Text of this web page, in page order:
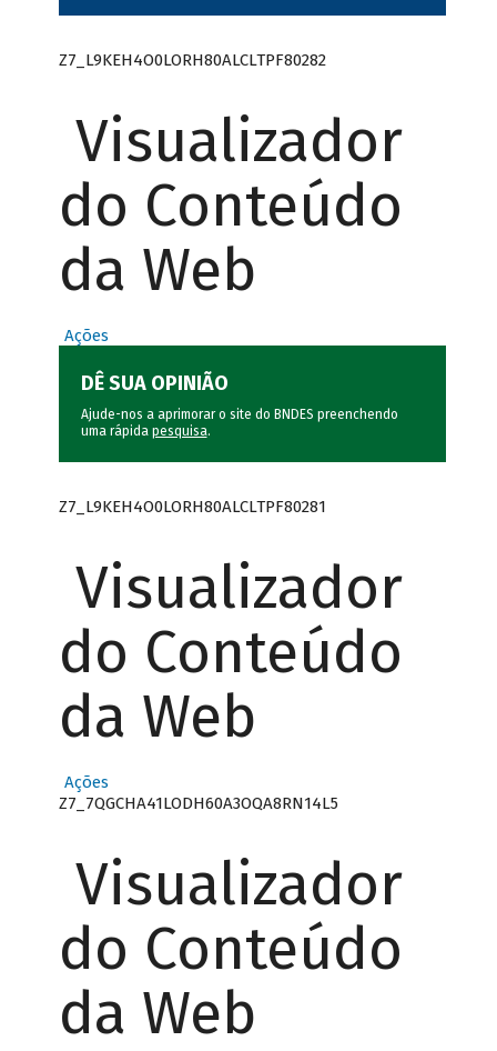
Z7_L9KEH4O0LORH80ALCLTPF80282
Visualizador
do Conteúdo
da Web
Ações
DÊ SUA OPINIÃO
Ajude-nos a aprimorar o site do BNDES preenchendo
uma rápida pesquisa.
Z7_L9KEH4O0LORH80ALCLTPF80281
Visualizador
do Conteúdo
da Web
Ações
Z7_7QGCHA41LODH60A3OQA8RN14L5
Visualizador
do Conteúdo
da Web